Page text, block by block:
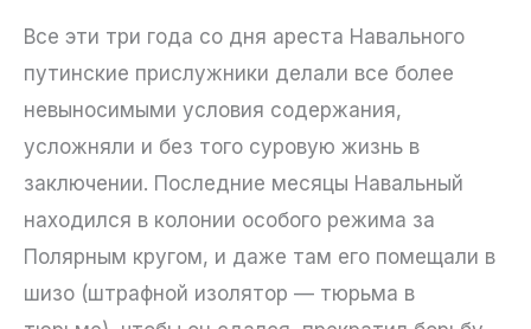
Все эти три года со дня ареста Навального
путинские прислужники делали все более
невыносимыми условия содержания,
усложняли и без того суровую жизнь в
заключении. Последние месяцы Навальный
находился в колонии особого режима за
Полярным кругом, и даже там его помещали в
шизо (штрафной изолятор — тюрьма в